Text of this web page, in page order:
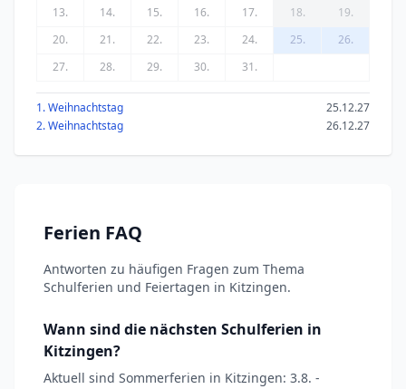
13.
14. 15. 16. 17. 18.
19.
20.
21. 22. 23. 24. 25.
26.
27.
28. 29. 30. 31.
1. Weihnachtstag
25.12.27
2. Weihnachtstag
26.12.27
Ferien FAQ
Antworten zu häufigen Fragen zum Thema
Schulferien und Feiertagen in Kitzingen.
Wann sind die nächsten Schulferien in
Kitzingen?
Aktuell sind Sommerferien in Kitzingen: 3.8. -